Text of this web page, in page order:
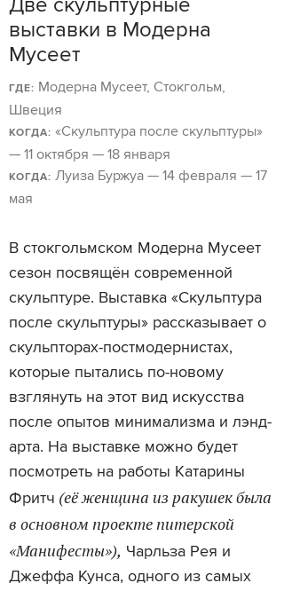
Две скульптурные
выставки в Модерна
Мусеет
ГДЕ: Модерна Мусеет, Стокгольм,
Швеция
КОГДА: «Скульптура после скульптуры»
— 11 октября — 18 января
КОГДА: Луиза Буржуа — 14 февраля — 17
мая
В стокгольмском Модерна Мусеет
сезон посвящён современной
скульптуре. Выставка «Скульптура
после скульптуры» рассказывает о
скульпторах-постмодернистах,
которые пытались по-новому
взглянуть на этот вид искусства
после опытов минимализма и лэнд-
арта. На выставке можно будет
посмотреть на работы Катарины
Фритч (её женщина из ракушек была
в основном проекте питерской
«Манифесты»), Чарльза Рея и
Джеффа Кунса, одного из самых